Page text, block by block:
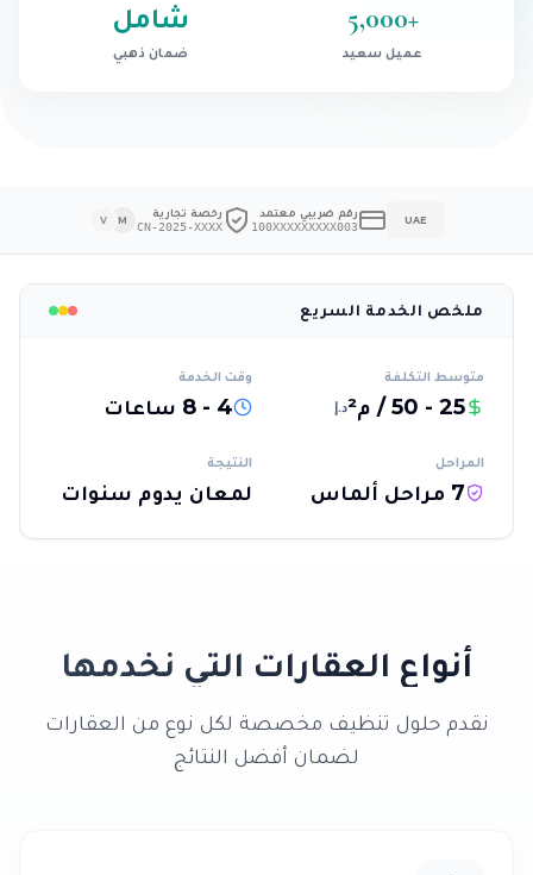
+
5,000
عميل سعيد
شامل
ضمان ذهبي
UAE رقم ضريبي معتمد
100XXXXXXXXX003
رخصة تجارية
CN-2025-XXXX
M
V
ملخص الخدمة السريع
متوسط التكلفة
25 - 50 / م² د.إ
وقت الخدمة
4 - 8 ساعات
المراحل
7 مراحل ألماس
النتيجة
لمعان يدوم سنوات
أنواع العقارات التي نخدمها
نقدم حلول تنظيف مخصصة لكل نوع من العقارات
لضمان أفضل النتائج